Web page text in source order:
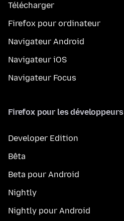
Télécharger
Firefox pour ordinateur
Navigateur Android
Navigateur iOS
Navigateur Focus
Firefox pour les développeurs
Developer Edition
Bêta
Beta pour Android
Nightly
Nightly pour Android